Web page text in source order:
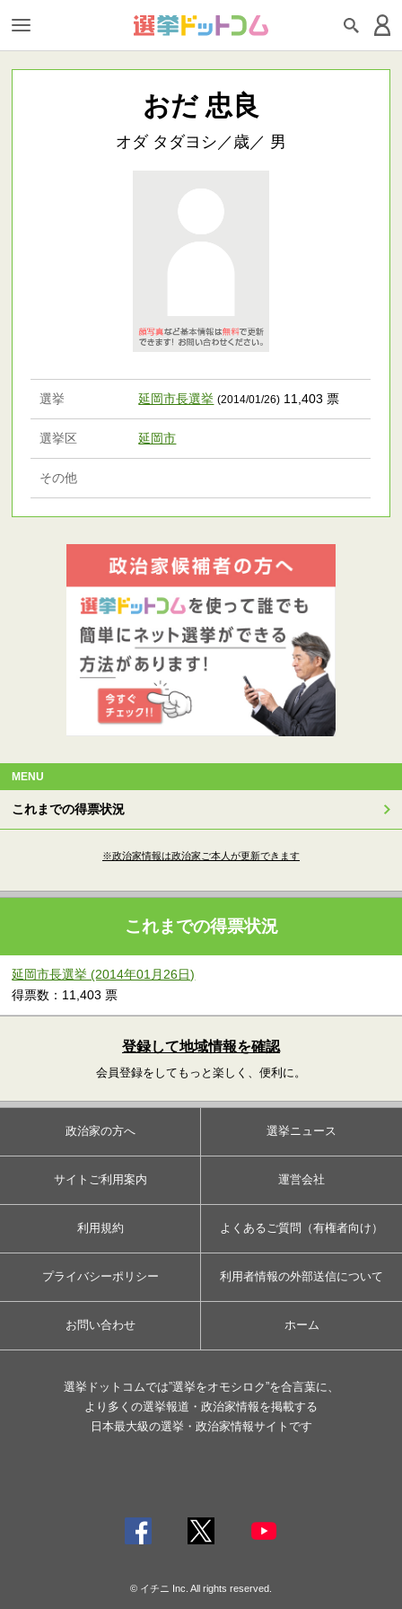
おだ 忠良
オダ タダヨシ／歳／ 男
選挙 延岡市長選挙 (2014/01/26) 11,403 票
選挙区 延岡市
その他
MENU
これまでの得票状況
※政治家情報は政治家ご本人が更新できます
これまでの得票状況
延岡市長選挙 (2014年01月26日)
得票数：11,403 票
登録して地域情報を確認
会員登録をしてもっと楽しく、便利に。
政治家の方へ 選挙ニュース
サイトご利用案内 運営会社
利用規約 よくあるご質問（有権者向け）
プライバシーポリシー 利用者情報の外部送信について
お問い合わせ ホーム
選挙ドットコムでは”選挙をオモシロク”を合言葉に、
より多くの選挙報道・政治家情報を掲載する
日本最大級の選挙・政治家情報サイトです
© イチニ Inc. All rights reserved.